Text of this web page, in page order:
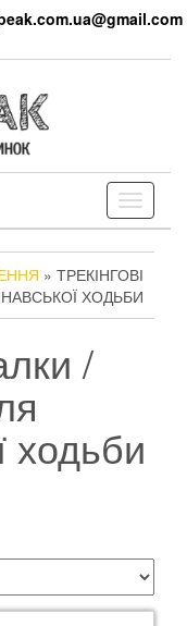
Toggle
» ТРЕКІНГОВІ
ХОДЬБИ
/
ходьби